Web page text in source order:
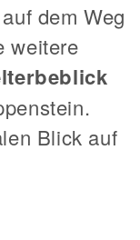
dem Weg
weitere
Blick auf